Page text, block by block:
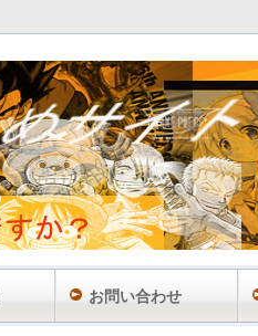
お問い合わせ